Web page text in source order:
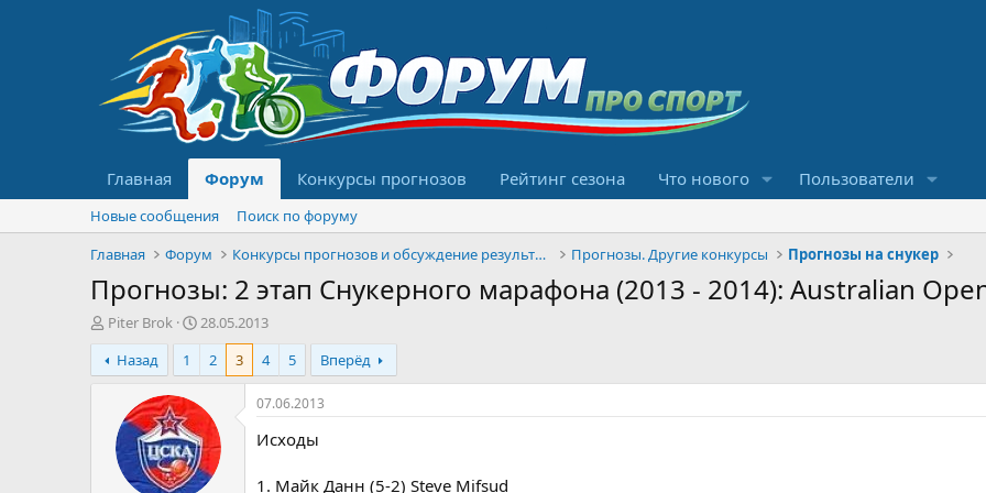
Главная Форум Конкурсы прогнозов Рейтинг сезона Что нового Пользователи
Новые сообщения
Поиск по форуму
Главная
Форум Конкурсы прогнозов и обсуждение результатов Прогнозы. Другие конкурсы Прогнозы на снукер
Прогнозы: 2 этап Снукерного марафона (2013 - 2014): Australian
А
в
т
о
м
Piter Brok
Д
а
а
н
а
ч
а
л
28.05.2013
Назад
1 2 3 4 5 Вперёд
07.06.2013
Исходы
1. Майк Данн (5-2) Steve Mifsud